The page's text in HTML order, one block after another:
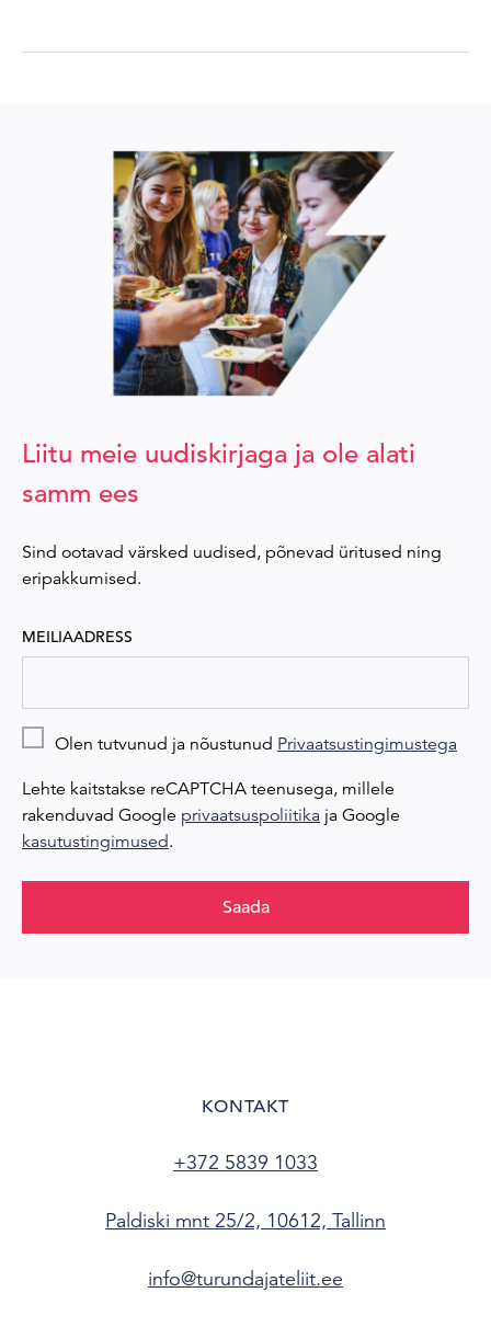
Liitu meie uudiskirjaga ja ole alati
samm ees
Sind ootavad värsked uudised, põnevad üritused ning
eripakkumised.
MEILIAADRESS
Olen tutvunud ja nõustunud Privaatsustingimustega
Lehte kaitstakse reCAPTCHA teenusega, millele
rakenduvad Google privaatsuspoliitika ja Google
kasutustingimused.
Saada
KONTAKT
+372 5839 1033
Paldiski mnt 25/2, 10612, Tallinn
info@turundajateliit.ee